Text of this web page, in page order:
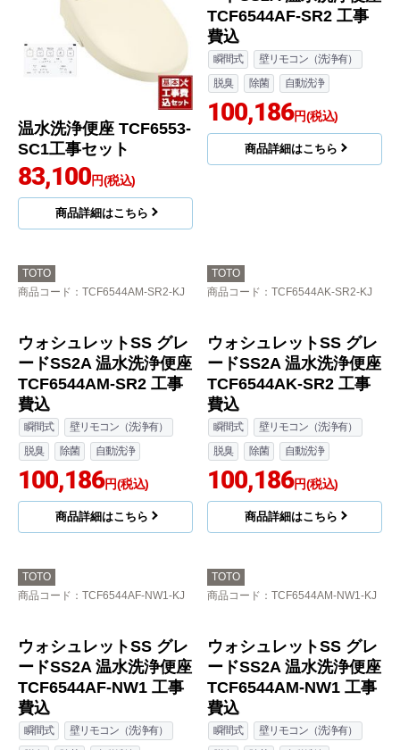
温水洗浄便座 TCF6553-
SC1工事セット
83,100円(税込)
商品詳細はこちら
ウォシュレットSS グレ
ードSS2A 温水洗浄便座
TCF6544AF-SR2 工事
100,186
TOTO
商品コード：TCF6544AM-SR2-KJ
ウォシュレットSS グレ
ードSS2A 温水洗浄便座
費込
瞬間式
壁リモコン（洗浄有）
脱臭
除菌 自動洗浄
100,186円(税込)
TOTO
商品コード：TCF6544AK-SR2-KJ
ウォシュレットSS グレ
ードSS2A 温水洗浄便座
費込
瞬間式
壁リモコン（洗浄有）
脱臭
除菌 自動洗浄
100,186円(税込)